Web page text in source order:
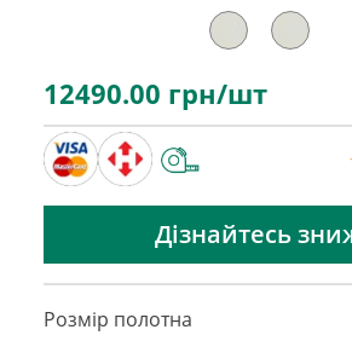
12490.00 грн/шт
Дізнайтесь
Розмір полотна